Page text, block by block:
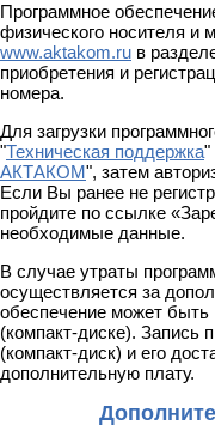
Программное
физического носителя и
www.aktakom.ru в
приобретения и
номера.
Для загрузки
"Техническая поддержка"
АКТАКОМ", затем
Если Вы ранее не
пройдите по ссылке
необходимые данные.
В случае утраты
осуществляется за
обеспечение может быть
(компакт-диске). Запись
(компакт-диск) и его
дополнительную плату.